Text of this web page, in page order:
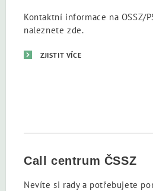
Kontaktní informace na OSSZ/
naleznete zde.
ZJISTIT VÍCE
Call centrum ČSSZ
Nevíte si rady a potřebujete